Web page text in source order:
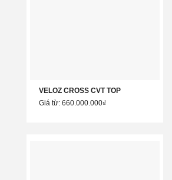
VELOZ CROSS CVT TOP
Giá từ: 660.000.000₫